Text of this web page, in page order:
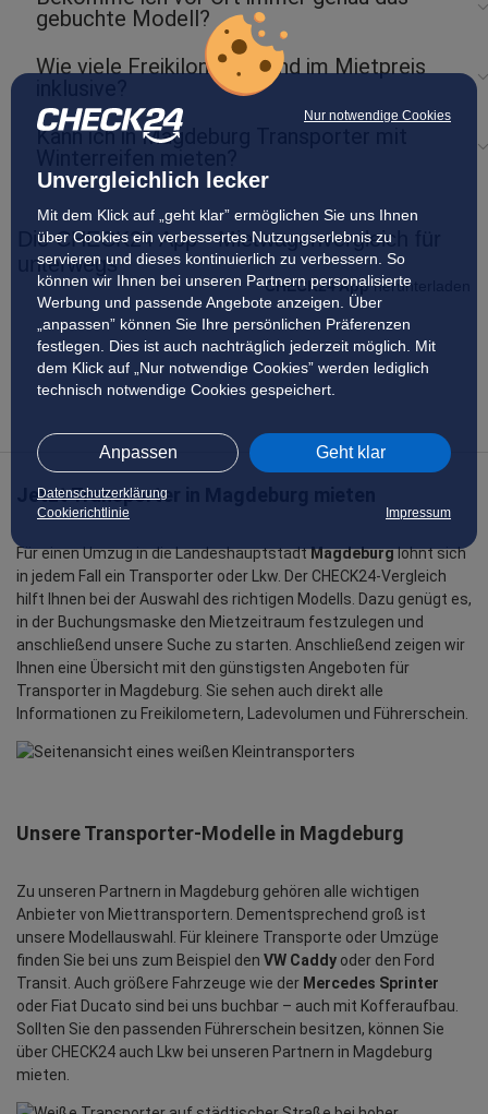
Nur notwendige Cookies
Unvergleichlich lecker
Mit dem Klick auf „geht klar” ermöglichen Sie uns Ihnen
über Cookies ein verbessertes Nutzungserlebnis zu
servieren und dieses kontinuierlich zu verbessern. So
können wir Ihnen bei unseren Partnern personalisierte
Werbung und passende Angebote anzeigen. Über
„anpassen” können Sie Ihre persönlichen Präferenzen
festlegen. Dies ist auch nachträglich jederzeit möglich. Mit
dem Klick auf „Nur notwendige Cookies” werden lediglich
technisch notwendige Cookies gespeichert.
Anpassen Geht klar
Datenschutzerklärung
Cookierichtlinie
Impressum
gebuchte Modell?
Wie viele Freikilometer sind im Mietpreis
Kann ich in Magdeburg Transporter mit
Die CHECK24 App - Mietwagenvergleich für
unterwegs
CHECK24 Appherunterladen
Jetzt Transporter in Magdeburg mieten
Für einen Umzug in die LandeshauptstadtMagdeburglohnt sich
in jedem Fall ein Transporter oder Lkw. Der CHECK24-Vergleich
hilft Ihnen bei der Auswahl des richtigen Modells. Dazu genügt es,
in der Buchungsmaske den Mietzeitraum festzulegen und
anschließend unsere Suche zu starten. Anschließend zeigen wir
Ihnen eine Übersicht mit den günstigsten Angeboten für
Transporter in Magdeburg. Sie sehen auch direkt alle
Informationen zu Freikilometern, Ladevolumen und Führerschein.
Unsere Transporter-Modelle in Magdeburg
Zu unseren Partnern in Magdeburg gehören alle wichtigen
Anbieter von Miettransportern. Dementsprechend groß ist
unsere Modellauswahl. Für kleinere Transporte oder Umzüge
finden Sie bei uns zum Beispiel den VW Caddy oder den Ford
Transit. Auch größere Fahrzeuge wie der Mercedes Sprinter
oder Fiat Ducato sind bei uns buchbar – auch mit Kofferaufbau.
Sollten Sie den passenden Führerschein besitzen, können Sie
über CHECK24 auch Lkw bei unseren Partnern in Magdeburg
mieten.